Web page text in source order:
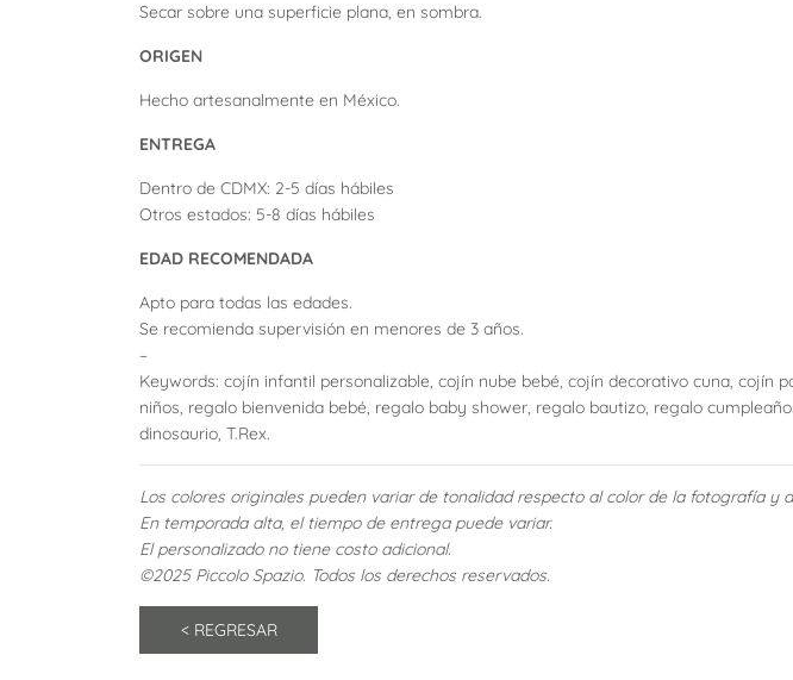
Secar sobre una superficie plana, en sombra.
ORIGEN
Hecho artesanalmente en México.
ENTREGA
Dentro de CDMX: 2-5 días hábiles
Otros estados: 5-8 días hábiles
EDAD RECOMENDADA
Apto para todas las edades.
Se recomienda supervisión en menores de 3 años.
–
Keywords: cojín infantil personalizable, cojín nube bebé, cojín decorativo cuna, cojín
niños, regalo bienvenida bebé, regalo baby shower, regalo bautizo, regalo
dinosaurio, T.Rex.
Los colores originales pueden variar de tonalidad respecto al color de la fotografía y
En temporada alta, el tiempo de entrega puede variar.
El personalizado no tiene costo adicional.
©2025 Piccolo Spazio. Todos los derechos reservados.